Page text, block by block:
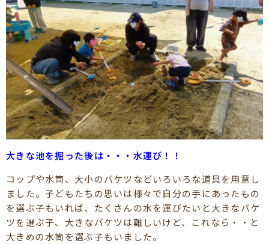
大きな池を掘った後は・・・水運び！！
コップや水筒、大小のバケツなどいろいろな道具を用意し
ました。子どもたちの思いは様々で自分の手にあったもの
を選ぶ子もいれば、たくさんの水を運びたいと大きなバケ
ツを選ぶ子、大きなバケツは難しいけど、これなら・・と
大きめの水筒を選ぶ子もいました。